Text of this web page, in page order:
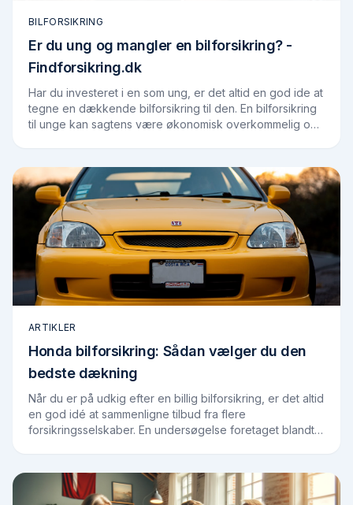
BILFORSIKRING
Er du ung og mangler en bilforsikring? -
Findforsikring.dk
Har du investeret i en som ung, er det altid en god ide at
tegne en dækkende bilforsikring til den. En bilforsikring
til unge kan sagtens være økonomisk overkommelig og
ARTIKLER
Honda bilforsikring: Sådan vælger du den
bedste dækning
Når du er på udkig efter en billig bilforsikring, er det altid
en god idé at sammenligne tilbud fra flere
forsikringsselskaber. En undersøgelse foretaget blandt